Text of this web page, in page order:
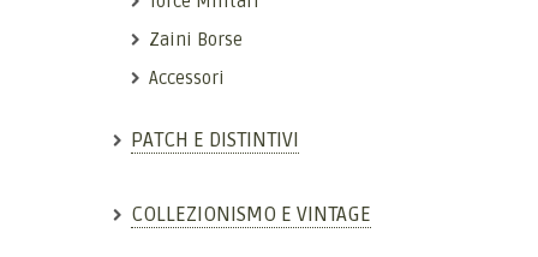
Zaini Borse
Accessori
PATCH E DISTINTIVI
COLLEZIONISMO E VINTAGE